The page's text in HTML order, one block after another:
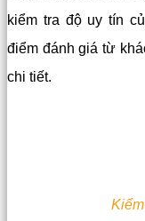
kiểm tra độ uy tín
điểm đánh giá từ
chi tiết.